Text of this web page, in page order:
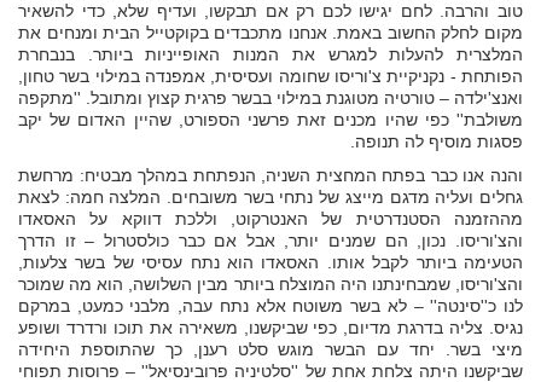
טוב והרבה. לחם יגישו לכם רק אם תבקשו, ועדיף שלא, כדי להשאיר
מקום לחלק החשוב באמת. אנחנו מתכבדים בקוקטייל הבית ומנחים את
המלצרית להעלות למגרש את המנות האופייניות ביותר. בנבחרת
הפותחת - נקניקיית צ'וריסו שחומה ועסיסית, אמפנדה במילוי בשר טחון,
ואנצ'ילדה – טורטיה מטוגנת במילוי בבשר פרגית קצוץ ומתובל. ''מתקפה
משולבת'' כפי שהיו מכנים זאת פרשני הספורט, שהיין האדום של יקב
פסגות מוסיף לה תנופה.
והנה אנו כבר בפתח המחצית השניה, הנפתחת במהלך מבטיח: מרחשת
גחלים ועליה מדגם מייצג של נתחי בשר משובחים. המלצה חמה: לצאת
מההזמנה הסטנדרטית של האנטרקוט, וללכת דווקא על האסאדו
והצ'וריסו. נכון, הם שמנים יותר, אבל אם כבר כולסטרול – זו הדרך
הטעימה ביותר לקבל אותו. האסאדו הוא נתח עסיסי של בשר צלעות,
והצ'וריסו, שמבחינתנו היה המוצלח ביותר מבין השלושה, הוא מה שמוכר
לנו כ''סינטה'' – לא בשר משוטח אלא נתח עבה, מלבני כמעט, במרקם
נגיס. צליה בדרגת מדיום, כפי שביקשנו, משאירה את תוכו ורדרד ושופע
מיצי בשר. יחד עם הבשר מוגש סלט רענן, כך שהתוספת היחידה
שביקשנו היתה צלחת אחת של ''סלטיניה פרובינסיאל'' – פרוסות תפוחי